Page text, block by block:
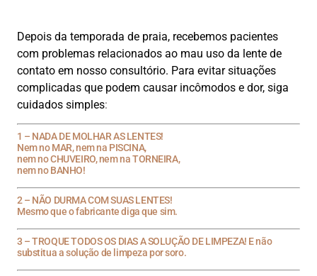
Depois da temporada de praia, recebemos pacientes
com problemas relacionados ao mau uso da lente de
contato em nosso consultório. Para evitar situações
complicadas que podem causar incômodos e dor, siga
cuidados simples:
1 – NADA DE MOLHAR AS LENTES!
Nem no MAR, nem na PISCINA,
nem no CHUVEIRO, nem na TORNEIRA,
nem no BANHO!
2 – NÃO DURMA COM SUAS LENTES!
Mesmo que o fabricante diga que sim.
3 – TROQUE TODOS OS DIAS A SOLUÇÃO DE LIMPEZA! E não
substitua a solução de limpeza por soro.